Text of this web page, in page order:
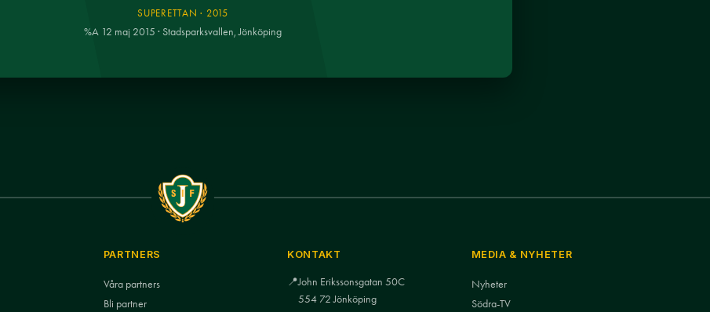
SUPERETTAN · 2015
%A 12 maj 2015 · Stadsparksvallen, Jönköping
PARTNERS
Våra partners
Bli partner
KONTAKT
📍John Erikssonsgatan 50C
554 72 Jönköping
MEDIA & NYHETER
Nyheter
Södra-TV